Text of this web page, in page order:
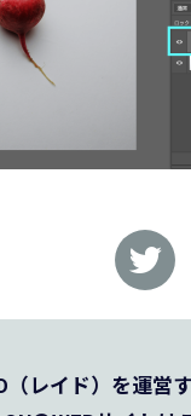
（レイド）を運営